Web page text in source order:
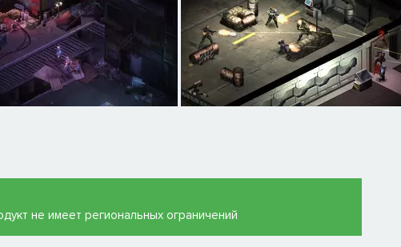
не имеет региональных ограничений